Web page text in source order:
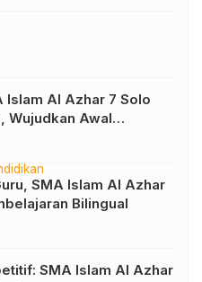
Islam Al Azhar 7 Solo
Wujudkan Awal
Berkarakter
SMA Islam Al Azhar
Bilingual
SMA Islam Al Azhar